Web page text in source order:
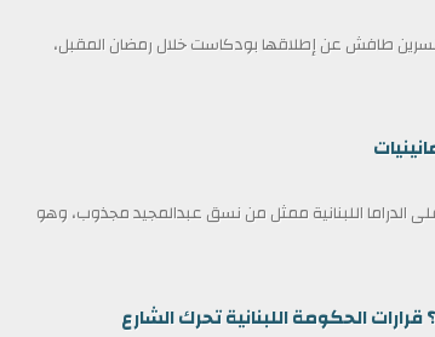
طافش عن إطلاقها بودكاست خلال رمضان المقبل،
الدراما اللبنانية ممثل من نسق عبدالمجيد مجذوب، وهو
الحكومة اللبنانية تحرك الشارع